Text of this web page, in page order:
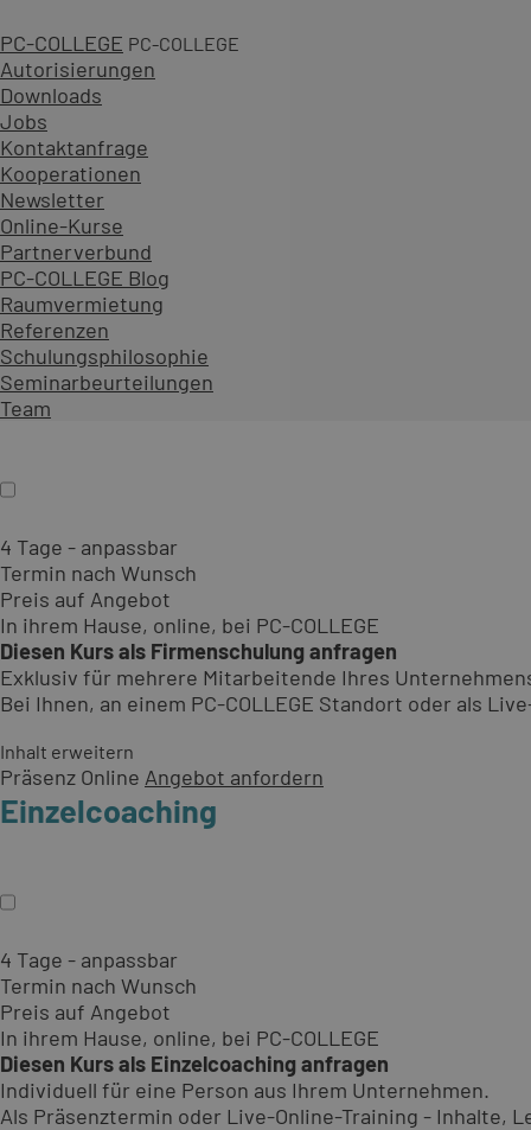
PC-COLLEGE PC-COLLEGE
Autorisierungen
Downloads
Jobs
Kontaktanfrage
Kooperationen
Newsletter
Online-Kurse
Partnerverbund
PC-COLLEGE Blog
Raumvermietung
Referenzen
Schulungsphilosophie
Seminarbeurteilungen
Team
4 Tage
2.490,00 € zzgl. MwSt.
An 29 Standorten oder online
Diesen Kurs als offenes Seminar buchen
Gemeinsam mit Teilnehmenden aus verschiedenen
Als Präsenzseminar oder Live-Online-Training zu
Inhalt erweitern
PräsenzOnlineTermin auswählen
Firmenschulung
4 Tage - anpassbar
Termin nach Wunsch
Preis auf Angebot
In ihrem Hause, online, bei PC-COLLEGE
Diesen Kurs als Firmenschulung anfragen
Exklusiv für mehrere Mitarbeitende Ihres
Bei Ihnen, an einem PC-COLLEGE Standort oder als
Inhalt erweitern
Präsenz Online Angebot anfordern
Einzelcoaching
4 Tage - anpassbar
Termin nach Wunsch
Preis auf Angebot
In ihrem Hause, online, bei PC-COLLEGE
Diesen Kurs als Einzelcoaching anfragen
Individuell für eine Person aus Ihrem Unternehmen.
Als Präsenztermin oder Live-Online-Training - Inhalte,